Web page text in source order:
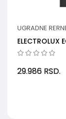
UGRADNE
29.986 RSD.